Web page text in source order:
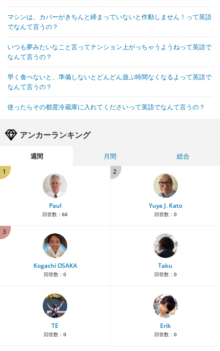
マシンは、カバーがきちんと締まっていないと作動しません！って英語
でなんて言うの？
いつも夢みたいなこと言ってテンション上がっちゃうようねって英語で
なんて言うの？
早く食べないと、準備しないとどんどん遊ぶ時間なくなるよって英語で
なんて言うの？
使ったらその都度冷蔵庫に入れてくださいって英語でなんて言うの？
アンカーランキング
週間 月間
総合
1
Paul
回答数： 66
2
Yuya J. Kato
回答数： 0
3
Kogachi OSAKA
回答数： 0
Taku
回答数： 0
TE
回答数： 0
Erik
回答数： 0